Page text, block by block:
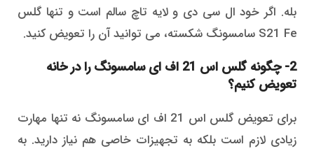
بله. اگر خود ال سی دی و لایه تاچ سالم است و تنها گلس
S21 Fe سامسونگ شکسته، می توانید آن را تعویض کنید.
2- چگونه گلس اس 21 اف ای سامسونگ را در خانه
تعویض کنیم؟
برای تعویض گلس اس 21 اف ای سامسونگ نه تنها مهارت
زیادی لازم است بلکه به تجهیزات خاصی هم نیاز دارید. به